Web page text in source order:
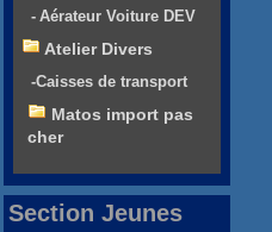
- Aérateur Voiture DEV
Atelier Divers
-Caisses de transport
Matos import pas
cher
Section Jeunes